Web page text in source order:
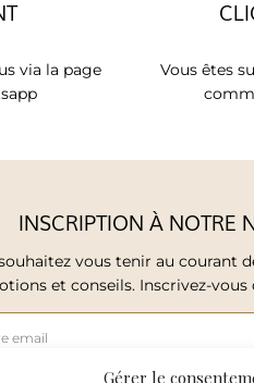
Gérer le
via la page
Vous êtes
INSCRIPTION À NOTRE
vous tenir au courant
et conseils. Inscrivez-vous